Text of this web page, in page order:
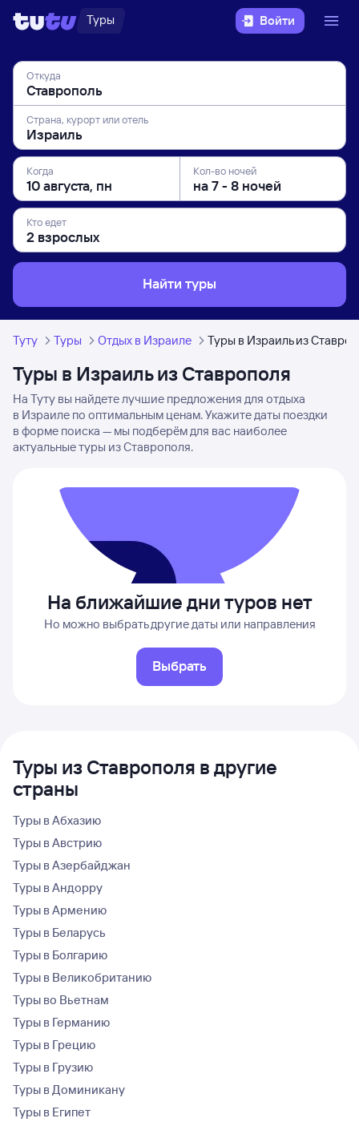
Туры Войти
Откуда
Страна, курорт или отель
Когда Кол-во ночей
Кто едет
Найти туры
Туту Туры Отдых в Израиле Туры в Израиль из
Туры в Израиль из Ставрополя
На Туту вы найдете лучшие предложения для отдыха
в Израиле по оптимальным ценам. Укажите даты поездки
в форме поиска — мы подберём для вас наиболее
актуальные туры из Ставрополя.
На ближайшие дни туров нет
Но можно выбрать другие даты или направления
Выбрать
Туры из Ставрополя в другие
страны
Туры в Абхазию
Туры в Австрию
Туры в Азербайджан
Туры в Андорру
Туры в Армению
Туры в Беларусь
Туры в Болгарию
Туры в Великобританию
Туры во Вьетнам
Туры в Германию
Туры в Грецию
Туры в Грузию
Туры в Доминикану
Туры в Египет